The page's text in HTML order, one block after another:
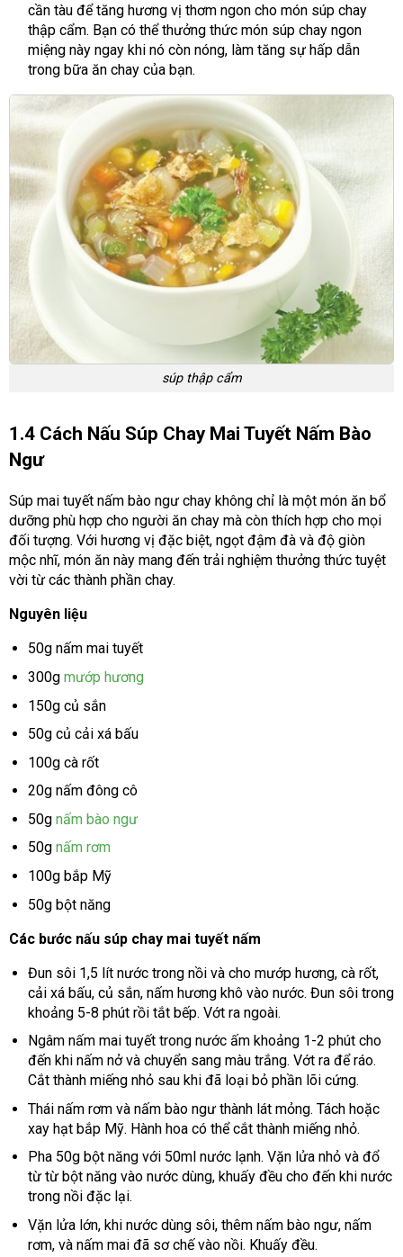
cần tàu để tăng hương vị thơm ngon cho món súp chay
thập cẩm. Bạn có thể thưởng thức món súp chay ngon
miệng này ngay khi nó còn nóng, làm tăng sự hấp dẫn
trong bữa ăn chay của bạn.
súp thập cẩm
1.4 Cách Nấu Súp Chay Mai Tuyết Nấm Bào
Ngư
Súp mai tuyết nấm bào ngư chay không chỉ là một món ăn bổ
dưỡng phù hợp cho người ăn chay mà còn thích hợp cho mọi
đối tượng. Với hương vị đặc biệt, ngọt đậm đà và độ giòn
mộc nhĩ, món ăn này mang đến trải nghiệm thưởng thức tuyệt
vời từ các thành phần chay.
Nguyên liệu
50g nấm mai tuyết
300g mướp hương
150g củ sắn
50g củ cải xá bấu
100g cà rốt
20g nấm đông cô
50g nấm bào ngư
50g nấm rơm
100g bắp Mỹ
50g bột năng
Các bước nấu súp chay mai tuyết nấm
Đun sôi 1,5 lít nước trong nồi và cho mướp hương, cà rốt,
cải xá bấu, củ sắn, nấm hương khô vào nước. Đun sôi trong
khoảng 5-8 phút rồi tắt bếp. Vớt ra ngoài.
Ngâm nấm mai tuyết trong nước ấm khoảng 1-2 phút cho
đến khi nấm nở và chuyển sang màu trắng. Vớt ra để ráo.
Cắt thành miếng nhỏ sau khi đã loại bỏ phần lõi cứng.
Thái nấm rơm và nấm bào ngư thành lát mỏng. Tách hoặc
xay hạt bắp Mỹ. Hành hoa có thể cắt thành miếng nhỏ.
Pha 50g bột năng với 50ml nước lạnh. Vặn lửa nhỏ và đổ
từ từ bột năng vào nước dùng, khuấy đều cho đến khi nước
trong nồi đặc lại.
Vặn lửa lớn, khi nước dùng sôi, thêm nấm bào ngư, nấm
rơm, và nấm mai đã sơ chế vào nồi. Khuấy đều.